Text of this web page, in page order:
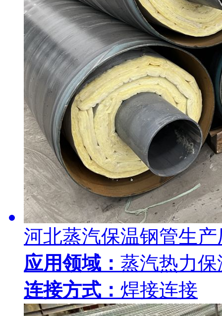
河北蒸汽保温钢管生产
应用领域： 蒸汽热力保
连接方式： 焊接连接